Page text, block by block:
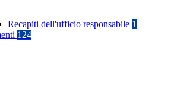
Recapiti dell'ufficio responsabile 1
124